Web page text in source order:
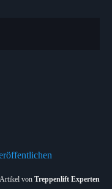
von Treppenlift Experten